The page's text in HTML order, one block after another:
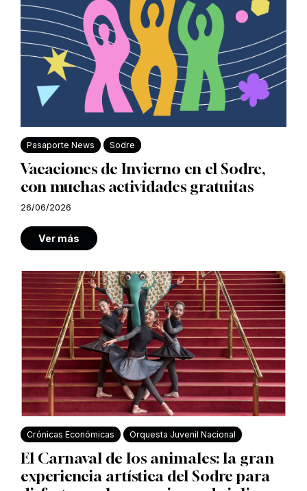
Pasaporte News Sodre
Vacaciones de Invierno en el Sodre,
con muchas actividades gratuitas
26/06/2026
Ver más
Crónicas Económicas Orquesta Juvenil Nacional
El Carnaval de los animales: la gran
experiencia artística del Sodre para